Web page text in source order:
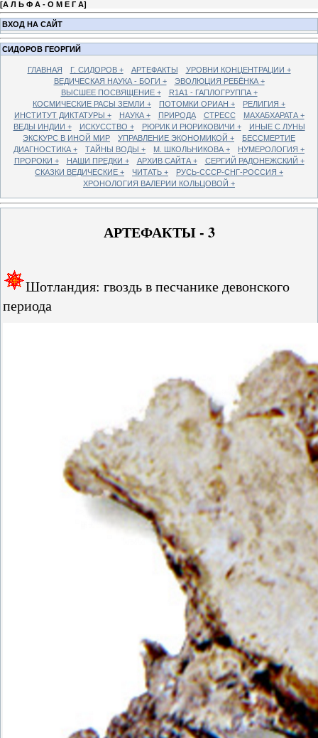
[А Л Ь Ф А - О М Е Г А]
ВХОД НА САЙТ
СИДОРОВ ГЕОРГИЙ
ГЛАВНАЯ Г. СИДОРОВ + АРТЕФАКТЫ
УРОВНИ КОНЦЕНТРАЦИИ +
ВЕДИЧЕСКАЯ НАУКА - БОГИ +
ЭВОЛЮЦИЯ РЕБЁНКА +
ВЫСШЕЕ ПОСВЯЩЕНИЕ +
R1A1 - ГАПЛОГРУППА +
КОСМИЧЕСКИЕ РАСЫ ЗЕМЛИ +
ПОТОМКИ ОРИАН +
РЕЛИГИЯ +
ИНСТИТУТ ДИКТАТУРЫ +
НАУКА + ПРИРОДА СТРЕСС
МАХАБХАРАТА +
ВЕДЫ ИНДИИ +
ИСКУССТВО + РЮРИК И РЮРИКОВИЧИ +
ИНЫЕ С ЛУНЫ
ЭКСКУРС В ИНОЙ МИР
УПРАВЛЕНИЕ ЭКОНОМИКОЙ +
БЕССМЕРТИЕ
ДИАГНОСТИКА +
ТАЙНЫ ВОДЫ + М. ШКОЛЬНИКОВА +
НУМЕРОЛОГИЯ +
ПРОРОКИ +
НАШИ ПРЕДКИ + АРХИВ САЙТА +
СЕРГИЙ РАДОНЕЖСКИЙ +
СКАЗКИ ВЕДИЧЕСКИЕ +
ЧИТАТЬ +
РУСЬ-СССР-СНГ-РОССИЯ +
ХРОНОЛОГИЯ ВАЛЕРИИ КОЛЬЦОВОЙ +
АРТЕФАКТЫ - 3
Шотландия: гвоздь в песчанике девонского
периода